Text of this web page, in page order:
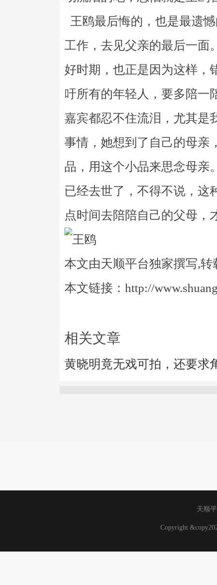
王鸥最后悔的，也是最遗
工作，去见父亲的最后一面
好时期，也正是因为这样，
吁所有的年轻人，要多陪一
嘉宾都忍不住流泪，尤其是
事情，她想到了自己的母亲
品，用这个小品来思念母亲
已经去世了，不得不说，这
点时间去陪陪自己的父母，
本文由天顺平台独家撰写,转
本文链接：http://
相关文章
黄晓明竟无戏可拍，还要求
天顺
Copyright